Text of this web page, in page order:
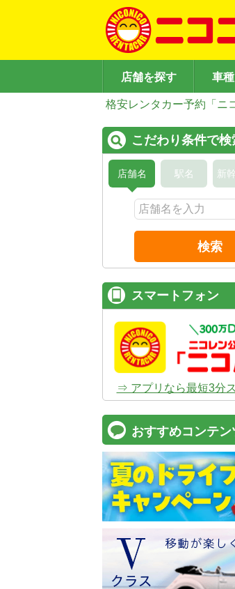
店舗を探す 車
格安レンタカー予約「ニ
こだわり条件で検
店舗名 駅名 新
検索
スマートフォン
⇒ アプリなら最短3分
おすすめコンテン